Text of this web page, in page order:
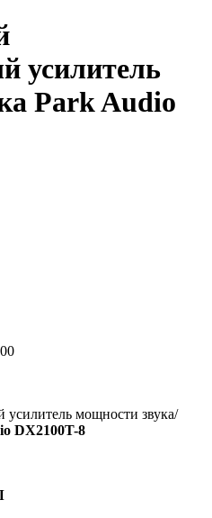
усилитель
Park Audio
мощности звука/
DX2100T-8